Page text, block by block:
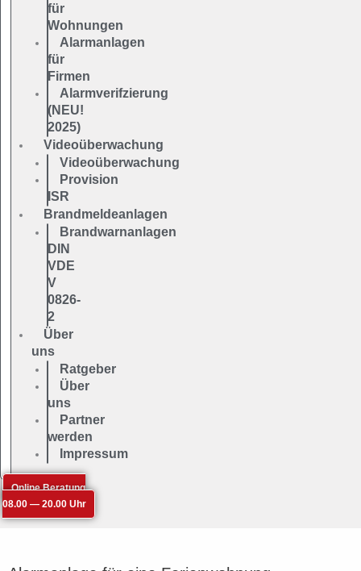
für
Wohnungen
Alarmanlagen
für
Firmen
Alarmverifzierung
(NEU!
2025)
Videoüberwachung
Videoüberwachung
Provision
ISR
Brandmeldeanlagen
Brandwarnanlagen
DIN
VDE
V
0826-
2
Über
uns
Ratgeber
Über
uns
Partner
werden
Impressum
Online Beratung
08.00 — 20.00 Uhr